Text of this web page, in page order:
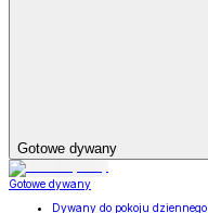
Gotowe dywany
Gotowe dywany
Dywany do pokoju dziennego